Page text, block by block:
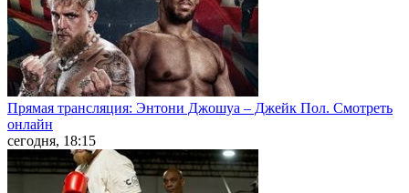
Прямая трансляция: Энтони Джошуа – Джейк Пол. Смотреть
онлайн
сегодня, 18:15